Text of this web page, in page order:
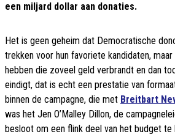
een miljard dollar aan donaties.
Het is geen geheim dat Democratische
trekken voor hun favoriete kandidaten,
hebben die zoveel geld verbrandt en dan
eindigt, dat is echt een prestatie van
binnen de campagne, die met Breitbart
was het Jen O’Malley Dillon, de
besloot om een flink deel van het budget